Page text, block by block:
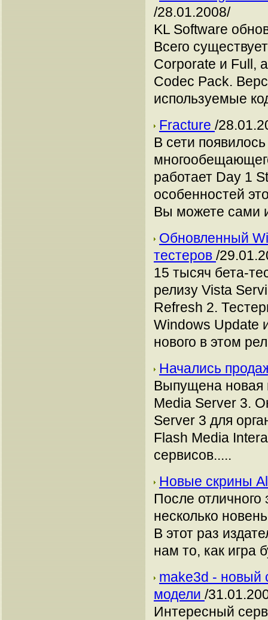
/28.01.2008/
KL Software
Всего
Corporate и Full,
Codec Pack.
используемые
Fracture /
В сети
работает Day 1
особенностей
Вы можете сами
Обновленный
тестеров /
15 тысяч бета-
релизу Vista
Refresh 2.
Windows Update
нового в этом
Начались
Выпущена новая
Media Server 3.
Server 3 для
Flash Media
сервисов.....
Новые скрины
После отличного
несколько
В этот раз
нам то, как игра
make3d - новый
модели /
Интересный